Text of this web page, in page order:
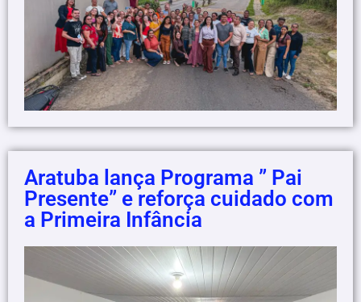
Aratuba lança Programa ” Pai
Presente” e reforça cuidado com
a Primeira Infância